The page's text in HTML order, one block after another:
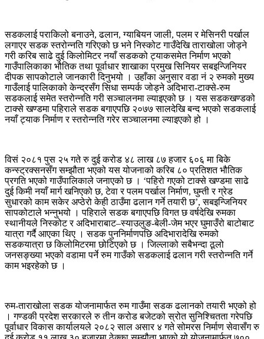
सडकलाई पराकिलो बनाउने, ढलान, ग्याबियन जाली, पलम र मेसिनरी पर्खाल
लगाएर सडक स्तरोन्नति गरिएको छ भने निस्कोट गाउँदेखि ताराखोला जोड्ने
गरी करिब साढे दुई किलोमिटर नयाँ सडकको ट्याकसमेत निर्माण भएको
गाउँपालिकाका भौतिक तथा पूर्वाधार शाखाका प्रमुख सिनियर सबइन्जिनियर
दीपक सापकोटाले जानकारी दिनुभयो । उहाँका अनुसार वडा नं २ रुमको मुख्य
गाउँलाई पालिकाको केन्द्रसँग सिधा सम्पर्क जोड्ने अदिभारा-टाक्से-रुम
सडकलाई समेत स्तरोन्नति गरी सञ्चालनमा ल्याइएको छ । यस सडकखण्डको
टाक्से खण्डमा पहिराले सडक बगाएपछि २०७७ सालदेखि बन्द भएको सडकलाई
नयाँ ट्याक निर्माण र स्तरोन्नति गरेर सञ्चालनमा ल्याइएको हो ।
विसं २०८१ पुस २५ गते रु दुई करोड ४८ लाख ८७ हजार ६०६ मा बिके
कन्स्ट्रक्सनसँग सम्झौता भएको यस योजनाको करिब ८० प्रतिशत भौतिक
प्रगति भएको गाउँपालिकाले जनाएको छ । ‘पहिरो गएको टाक्से खण्डमा साढे
दुई किमी नयाँ मार्ग खनिएको छ, टेवा र पलम पर्खाल निर्माण, घुम्ती र ग्रेड
सुधारको काम सकेर अप्ठेरो केही ठाउँमा ढलान गर्ने तयारी छ’, सबइन्जिनियर
सापकोटाले भन्नुभयो । पहिराले सडक बगाएपछि विगत छ वर्षदेखि रुमका
स्थानीयले निस्कोट र अदिभाराबाट–स्याउलुङ-बेली-जेम भएर घुमाउँरो बाटोबाट
यात्रा गर्दै आएका थिए । सडक पुननिर्माणपछि अदिभारादेखि रुमको
सडकयात्रा छ किलोमिटरमा छोटिएको छ । जिल्लाको सबैभन्दा ठूलो
जनसङ्ख्या भएको वडामा पर्ने रुम गाउँको सडकलाई ढलान गरी स्तरोन्नति गर्ने
काम भइरहेको छ ।
रुम-ताराखोला सडक योजनामार्फत रुम गाउँमा सडक ढलानको तयारी भएको हो
। गण्डकी प्रदेश सरकारले रु तीन करोड बजेटको स्रोत सुनिश्चितता गरेपछि
पूर्वाधार विकास कार्यालयले २०८२ साल असार ४ गते सोमरस निर्माण सेवासँग रु